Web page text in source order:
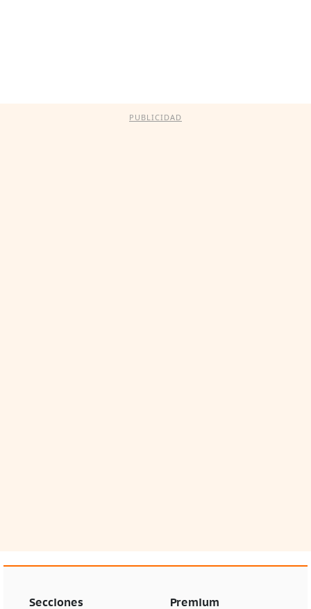
PUBLICIDAD
Secciones Premium